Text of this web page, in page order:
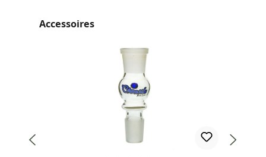
Ignorer la galerie de produits
Accessoires